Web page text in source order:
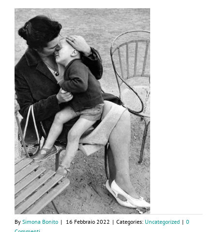
By Simona Bonito | 16 Febbraio 2022 | Categories: Uncategorized | 0